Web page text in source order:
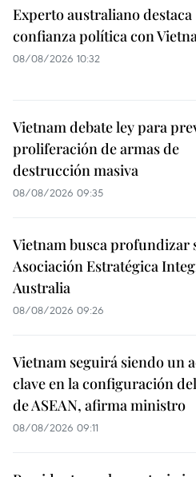
Experto australiano destaca
confianza política con
08/08/2026 10:32
Vietnam debate ley para
proliferación de armas de
destrucción masiva
08/08/2026 09:35
Vietnam busca profundizar
Asociación Estratégica
Australia
08/08/2026 09:26
Vietnam seguirá siendo un
clave en la configuración
de ASEAN, afirma ministro
08/08/2026 09:11